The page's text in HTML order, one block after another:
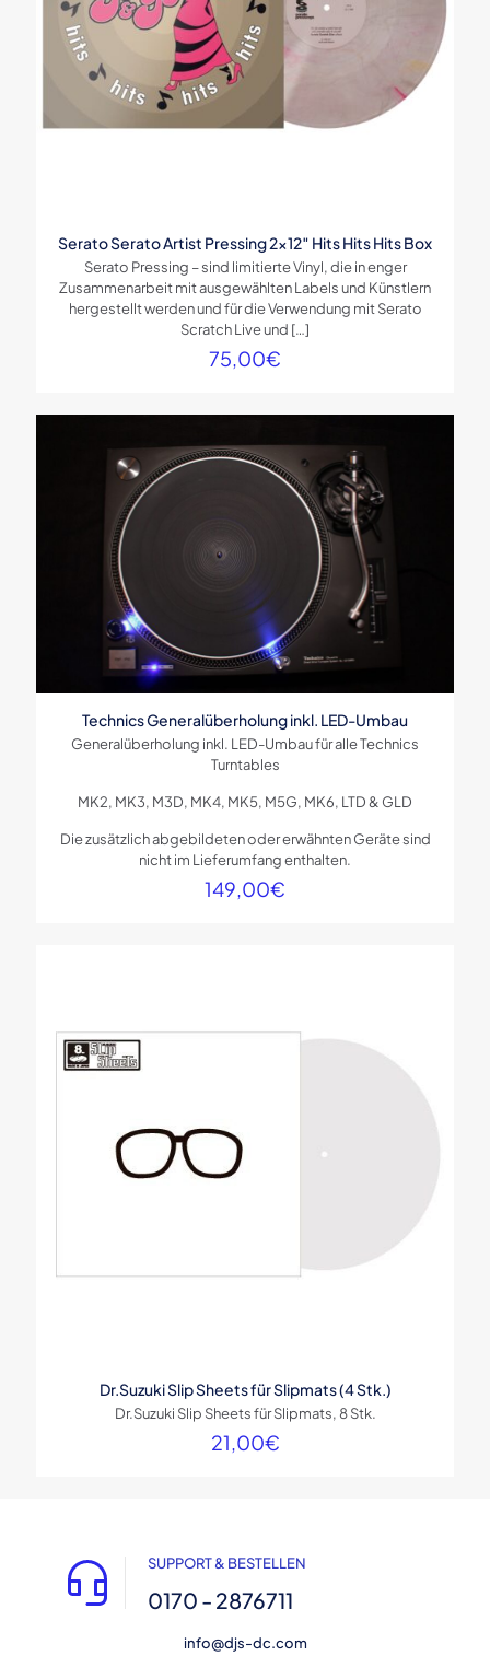
Mail*
Serato Serato Artist Pressing 2×12″ Hits Hits Hits Box
Serato Pressing – sind limitierte Vinyl, die in enger
Zusammenarbeit mit ausgewählten Labels und Künstlern
hergestellt werden und für die Verwendung mit Serato
Scratch Live und […]
75,00€
Technics Generalüberholung inkl. LED-Umbau
Generalüberholung inkl. LED-Umbau für alle Technics
Turntables
MK2, MK3, M3D, MK4, MK5, M5G, MK6, LTD & GLD
Die zusätzlich abgebildeten oder erwähnten Geräte sind
nicht im Lieferumfang enthalten.
149,00€
Dr.Suzuki Slip Sheets für Slipmats (4 Stk.)
Dr.Suzuki Slip Sheets für Slipmats, 8 Stk.
21,00€
SUPPORT & BESTELLEN
0170 - 2876711
info@djs-dc.com